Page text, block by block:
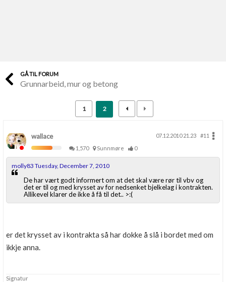
Finn håndverkere
Skaff dokumentasjon som mangler
Kundeservice
Få svar på det du lurer på
Kom i gang med Boligmappa
Boligmappa+
Få mer ut av Boligmappa
GÅ TIL FORUM
Grunnarbeid, mur og betong
1 2
wallace 07.12.2010 21.23
#11
1,570
Sunnmøre 0
molly83 Tuesday, December 7, 2010
De har vært godt informert om at det skal være rør til vbv og
det er til og med krysset av for nedsenket bjelkelag i kontrakten.
Allikevel klarer de ikke å få til det.. >:(
er det krysset av i kontrakta så har dokke å slå i bordet med om
ikkje anna.
Signatur